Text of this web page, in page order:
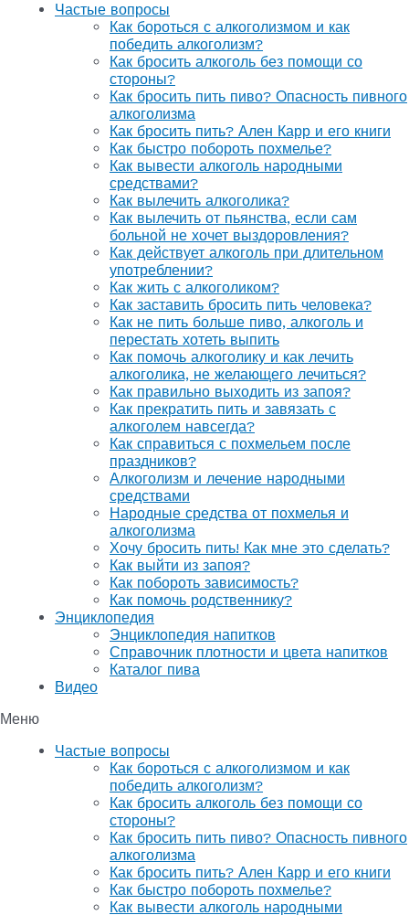
Частые вопросы
Как бороться с алкоголизмом и как
победить алкоголизм?
Как бросить алкоголь без помощи со
стороны?
Как бросить пить пиво? Опасность пивного
алкоголизма
Как бросить пить? Ален Карр и его книги
Как быстро побороть похмелье?
Как вывести алкоголь народными
средствами?
Как вылечить алкоголика?
Как вылечить от пьянства, если сам
больной не хочет выздоровления?
Как действует алкоголь при длительном
употреблении?
Как жить с алкоголиком?
Как заставить бросить пить человека?
Как не пить больше пиво, алкоголь и
перестать хотеть выпить
Как помочь алкоголику и как лечить
алкоголика, не желающего лечиться?
Как правильно выходить из запоя?
Как прекратить пить и завязать с
алкоголем навсегда?
Как справиться с похмельем после
праздников?
Алкоголизм и лечение народными
средствами
Народные средства от похмелья и
алкоголизма
Хочу бросить пить! Как мне это сделать?
Как выйти из запоя?
Как побороть зависимость?
Как помочь родственнику?
Энциклопедия
Энциклопедия напитков
Справочник плотности и цвета напитков
Каталог пива
Видео
Меню
Частые вопросы
Как бороться с алкоголизмом и как
победить алкоголизм?
Как бросить алкоголь без помощи со
стороны?
Как бросить пить пиво? Опасность пивного
алкоголизма
Как бросить пить? Ален Карр и его книги
Как быстро побороть похмелье?
Как вывести алкоголь народными